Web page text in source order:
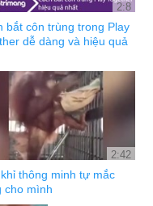
2:8
bắt côn trùng trong Play
dễ dàng và hiệu quả
2:42
thông minh tự mắc
cho mình